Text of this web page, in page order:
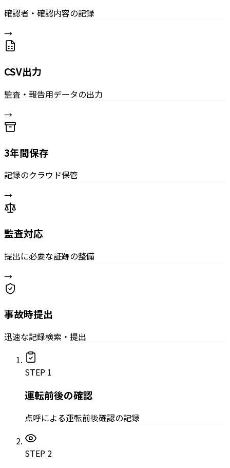
確認者・確認内容の記録
→
CSV出力
監査・報告用データの出力
→
3年間保存
記録のクラウド保管
→
監査対応
提出に必要な証跡の整備
→
事故時提出
迅速な記録検索・提出
STEP 1
運転前後の確認
点呼による運転前後確認の記録
STEP 2